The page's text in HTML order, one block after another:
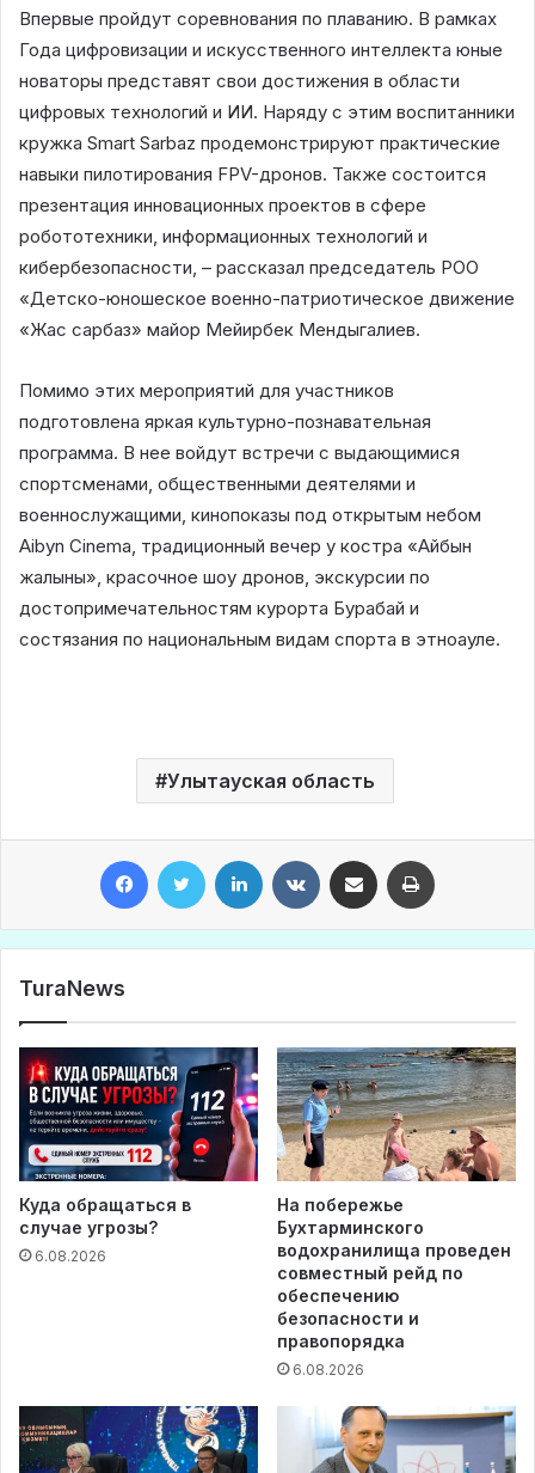
Впервые пройдут соревнования по плаванию. В рамках
Года цифровизации и искусственного интеллекта юные
новаторы представят свои достижения в области
цифровых технологий и ИИ. Наряду с этим воспитанники
кружка Smart Sarbaz продемонстрируют практические
навыки пилотирования FPV-дронов. Также состоится
презентация инновационных проектов в сфере
робототехники, информационных технологий и
кибербезопасности, – рассказал председатель РОО
«Детско-юношеское военно-патриотическое движение
«Жас сарбаз» майор Мейирбек Мендыгалиев.
Помимо этих мероприятий для участников
подготовлена яркая культурно-познавательная
программа. В нее войдут встречи с выдающимися
спортсменами, общественными деятелями и
военнослужащими, кинопоказы под открытым небом
Aibyn Cinema, традиционный вечер у костра «Айбын
жалыны», красочное шоу дронов, экскурсии по
достопримечательностям курорта Бурабай и
состязания по национальным видам спорта в этноауле.
Улытауская область
TuraNews
Куда обращаться в
случае угрозы?
6.08.2026
На побережье
Бухтарминского
водохранилища проведен
совместный рейд по
обеспечению
безопасности и
правопорядка
6.08.2026